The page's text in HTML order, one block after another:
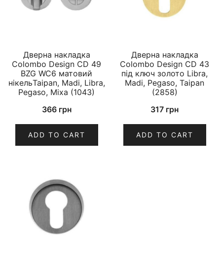
Дверна накладка
Colombo Design CD 49
BZG WC6 матовий
нікельTaipan, Madi, Libra,
Pegaso, Mixa (1043)
366 грн
ADD TO CART
Дверна накладка
Colombo Design CD 43
під ключ золото Libra,
Madi, Pegaso, Taipan
(2858)
317 грн
ADD TO CART